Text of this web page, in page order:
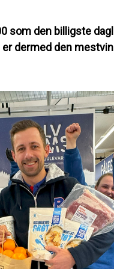
som den billigste
er dermed den